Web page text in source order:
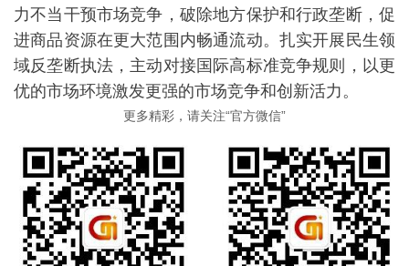
力不当干预市场竞争，破除地方保护和行政垄断，促
进商品资源在更大范围内畅通流动。扎实开展民生领
域反垄断执法，主动对接国际高标准竞争规则，以更
优的市场环境激发更强的市场竞争和创新活力。
更多精彩，请关注“官方微信”